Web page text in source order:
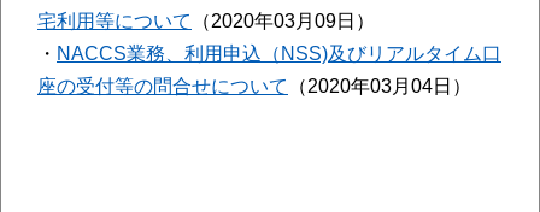
宅利用等について （2020年03月09日）
・ NACCS業務、利用申込（NSS)及びリアルタイム口
座の受付等の問合せについて （2020年03月04日）